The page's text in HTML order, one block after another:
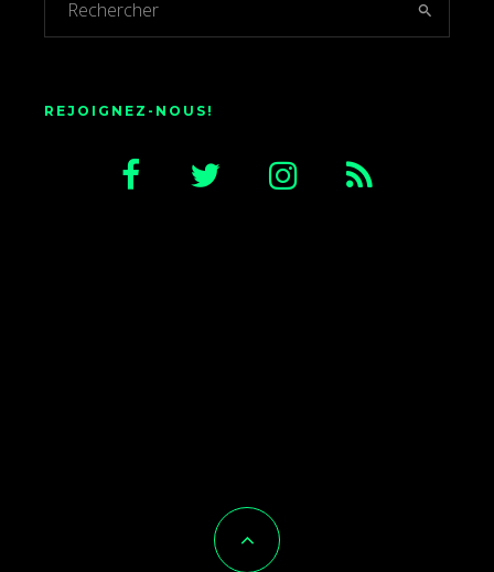
REJOIGNEZ-NOUS!